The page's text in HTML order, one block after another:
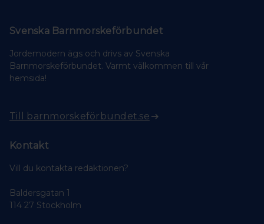
Svenska Barnmorskeförbundet
Jordemodern ägs och drivs av Svenska
Barnmorskeförbundet. Varmt välkommen till vår
hemsida!
Till barnmorskeförbundet.se
Kontakt
Vill du kontakta redaktionen?
Baldersgatan 1
114 27 Stockholm